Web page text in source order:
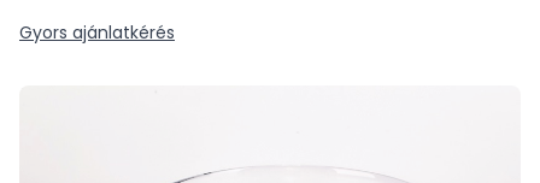
Gyors ajánlatkérés